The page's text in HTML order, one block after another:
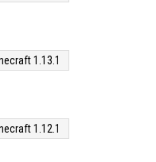
1.13.1
1.12.1